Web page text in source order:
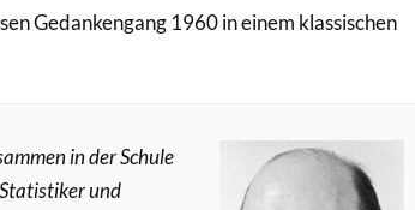
Gedankengang 1960 in einem klassischen
in der Schule
und